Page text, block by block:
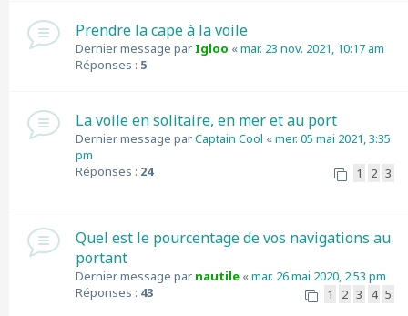
Prendre la cape à la voile
Dernier message par Igloo «mar. 23 nov. 2021, 10:17 am
Réponses : 5
La voile en solitaire, en mer et au port
Dernier message parCaptain Cool «mer. 05 mai 2021, 3:35
pm
Réponses : 24 1 2 3
Quel est le pourcentage de vos navigations au
portant
Dernier message par nautile «mar. 26 mai 2020, 2:53 pm
Réponses : 43 1 2 3 4 5